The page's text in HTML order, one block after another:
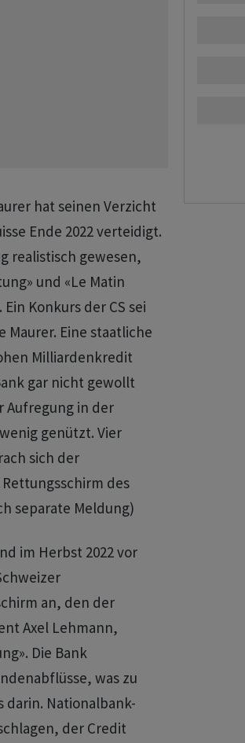
hat seinen Verzicht
Ende 2022 verteidigt.
realistisch gewesen,
und «Le Matin
Konkurs der CS sei
Eine staatliche
Milliardenkredit
gar nicht gewollt
Aufregung in der
genützt. Vier
sich der
des
separate Meldung)
im Herbst 2022 vor
an, den der
Axel Lehmann,
Die Bank
was zu
Nationalbank-
der Credit